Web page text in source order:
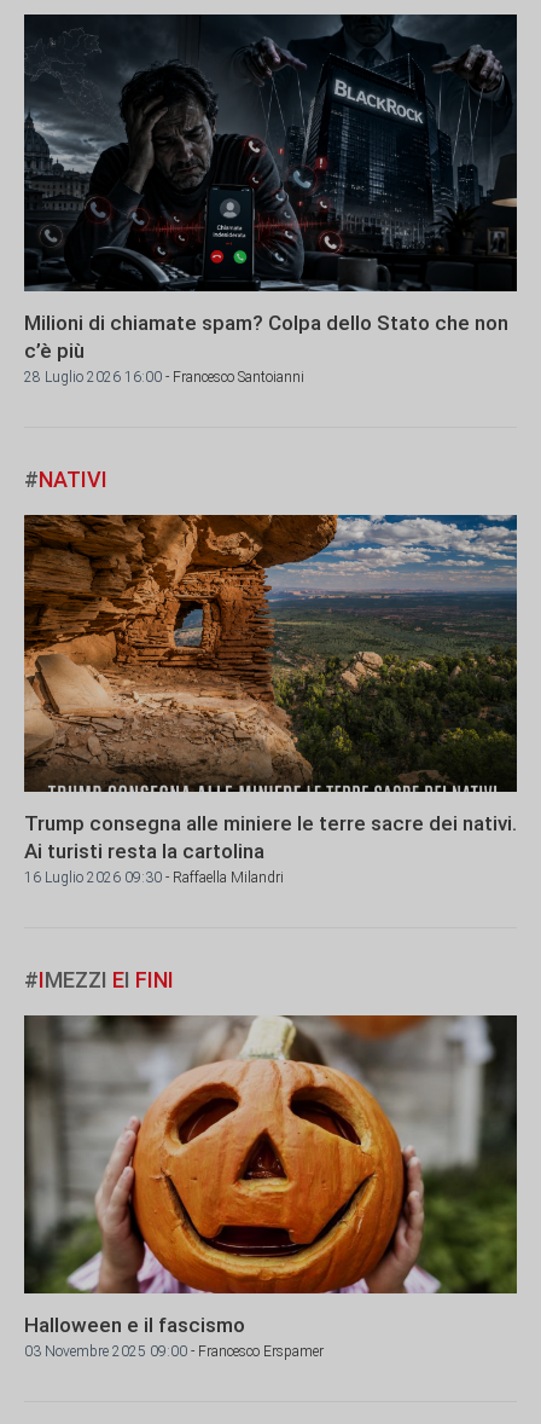
Milioni di chiamate spam? Colpa dello Stato che non
c’è più
28 Luglio 2026 16:00 - Francesco Santoianni
#NATIVI
Trump consegna alle miniere le terre sacre dei nativi.
Ai turisti resta la cartolina
16 Luglio 2026 09:30 - Raffaella Milandri
#IMEZZI EI FINI
Halloween e il fascismo
03 Novembre 2025 09:00 - Francesco Erspamer